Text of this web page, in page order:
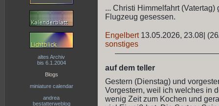
altes Archiv
bis 6.1.2004
Blogs
miniature calendar
andrea
bestatterweblog
... Christi Himmelfahrt
Flugzeug gesessen.
Engelbert 13.05.2026, 23.08
sonstiges
auf dem teller
Gestern (Dienstag) und
Vorgestern, weil ich welches in
wenig Zeit zum Kochen und